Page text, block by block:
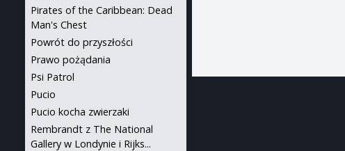
Pirates of the Caribbean: Dead
Man's Chest
Powrót do przyszłości
Prawo pożądania
Psi Patrol
Pucio
Pucio kocha zwierzaki
Rembrandt z The National
Gallery w Londynie i Rijks...